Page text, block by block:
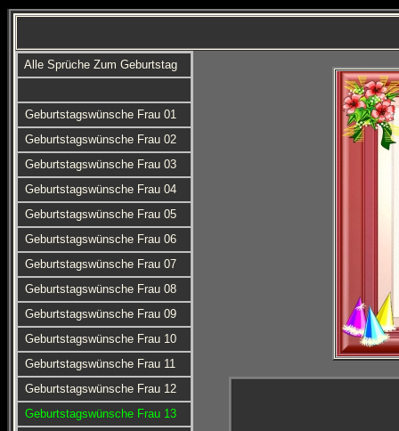
Alle Sprüche Zum Geburtstag
Geburtstagswünsche Frau 01
Geburtstagswünsche Frau 02
Geburtstagswünsche Frau 03
Geburtstagswünsche Frau 04
Geburtstagswünsche Frau 05
Geburtstagswünsche Frau 06
Geburtstagswünsche Frau 07
Geburtstagswünsche Frau 08
Geburtstagswünsche Frau 09
Geburtstagswünsche Frau 10
Geburtstagswünsche Frau 11
Geburtstagswünsche Frau 12
Geburtstagswünsche Frau 13